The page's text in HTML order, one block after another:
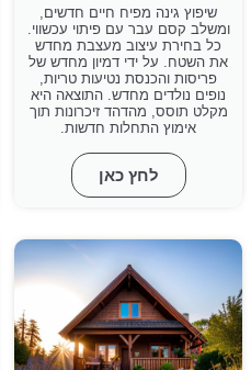
שיפוץ גינה מפיח חיים חדשים,
ומשלב קסם עבר עם פיתוי עכשווי.
כל בחירת עיצוב מעצבת מחדש
את השטח. על ידי דמיון מחדש של
פריסות והכנסת נטיעות טריות,
נופים נולדים מחדש. התוצאה היא
מקלט תוסס, מהדהד זיכרונות תוך
אימוץ התחלות חדשות.
לחץ כאן